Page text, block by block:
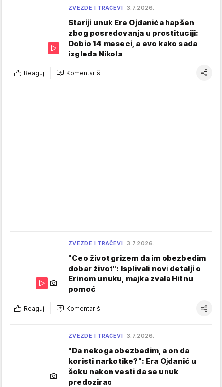
ZVEZDE I TRAČEVI 3.7.2026.
Stariji unuk Ere Ojdanića hapšen
zbog posredovanja u prostituciji:
Dobio 14 meseci, a evo kako sada
izgleda Nikola
Reaguj Komentariši
ZVEZDE I TRAČEVI 3.7.2026.
"Ceo život grizem da im obezbedim
dobar život": Isplivali novi detalji o
Erinom unuku, majka zvala Hitnu
pomoć
Reaguj Komentariši
ZVEZDE I TRAČEVI 3.7.2026.
"Da nekoga obezbedim, a on da
koristi narkotike?": Era Ojdanić u
šoku nakon vesti da se unuk
predozirao